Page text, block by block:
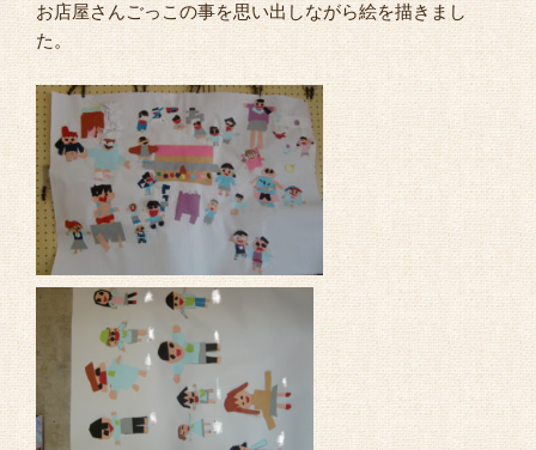
お店屋さんごっこの事を思い出しながら絵を描きまし
た。